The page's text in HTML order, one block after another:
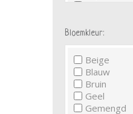
December
Bloemkleur:
Beige
Blauw
Bruin
Geel
Gemengd